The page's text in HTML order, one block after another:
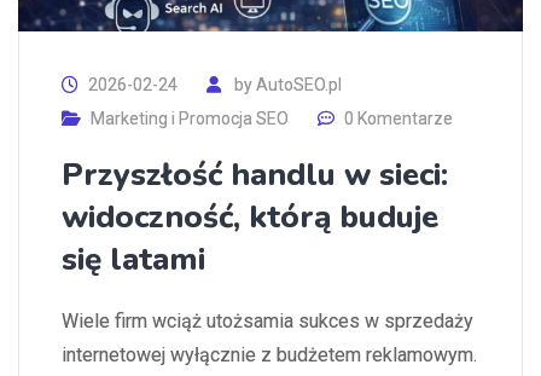
2026-02-24 byAutoSEO.pl
Marketing i Promocja SEO
0 Komentarze
Przyszłość handlu w sieci:
widoczność, którą buduje
się latami
Wiele firm wciąż utożsamia sukces w sprzedaży
internetowej wyłącznie z budżetem reklamowym.